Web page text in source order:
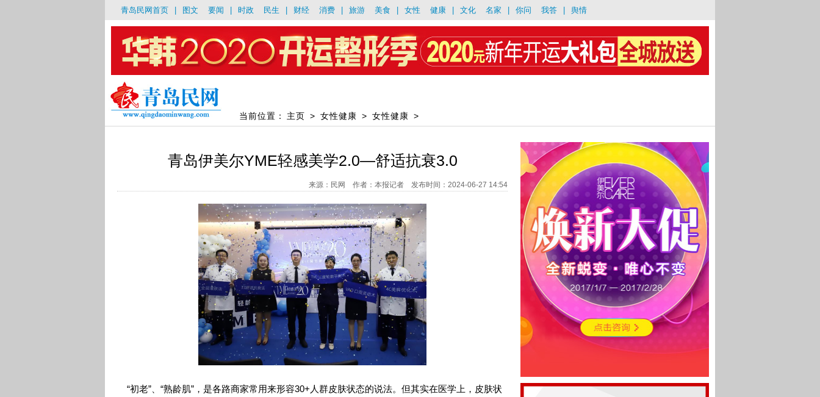
青岛民网首页 图文 要闻 时政 民生 财经 消费 旅游 美食 女性 健康 文化 名家 你问 我答 舆情
当前位置： 主页 > 女性健康 > 女性健康 >
青岛伊美尔YME轻感美学2.0—舒适抗衰3.0
来源：民网 作者：本报记者 发布时间：2024-06-27 14:54
“初老”、“熟龄肌”，是各路商家常用来形容30+人群皮肤状态的说法。但其实在医学上，皮肤状